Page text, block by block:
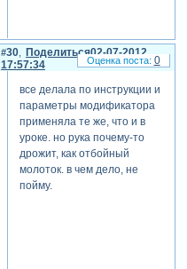
Поделиться
30
02-07-2012
17:57:34
все делала по инструкции и
параметры модификатора
применяла те же, что и в
уроке. но рука почему-то
дрожит, как отбойный
молоток. в чем дело, не
пойму.
0